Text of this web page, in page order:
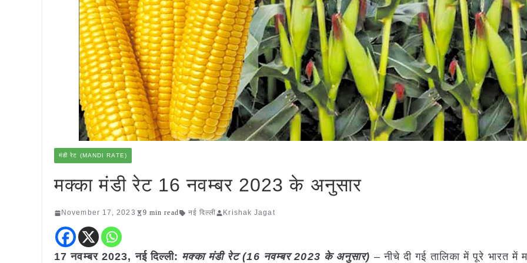
मंडी रेट (MANDI RATE)
मक्का मंडी रेट 16 नवम्बर 2023 के अनुसार
November 17, 2023 9 min read नई दिल्ली Krishak Jagat
17 नवम्बर 2023, नई दिल्ली: मक्का मंडी रेट (16 नवम्बर2023 के अनुसार) – नीचे दी गई तालिका में पूरे भारत में